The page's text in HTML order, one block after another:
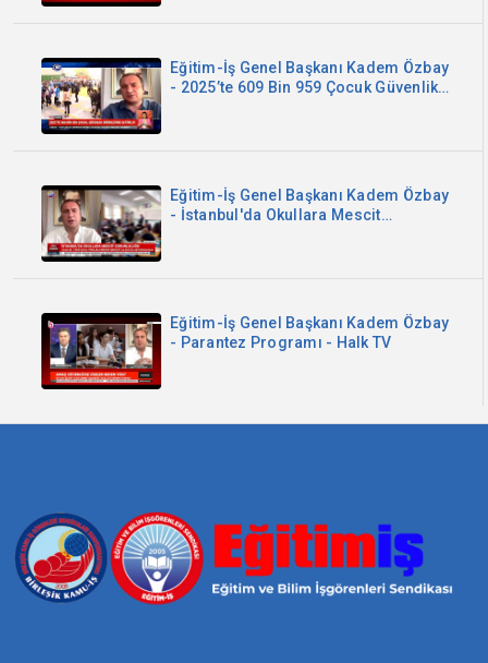
Eğitim-İş Genel Başkanı Kadem Özbay
- 2025’te 609 Bin 959 Çocuk Güvenlik
Eğitim-İş Genel Başkanı Kadem Özbay
- İstanbul'da Okullara Mescit
Eğitim-İş Genel Başkanı Kadem Özbay
- Parantez Programı - Halk TV